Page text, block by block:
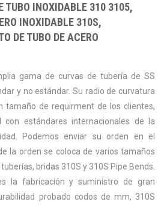
TUBO INOXIDABLE 310 3105,
INOXIDABLE 310S,
DE TUBO DE ACERO
gama de curvas de tubería de SS
y no estándar. Su radio de curvatura
tamaño de requirment de los clientes,
con estándares internacionales de la
Podemos enviar su orden en el
la orden se coloca de varios tamaños
bridas 310S y 310S Pipe Bends.
la fabricación y suministro de gran
probado codos de mm, 310S